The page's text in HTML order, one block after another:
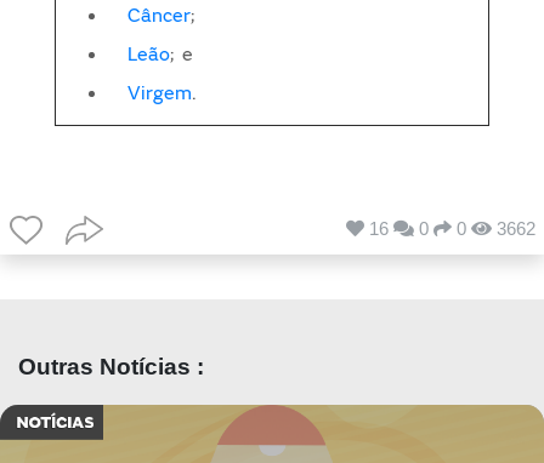
Câncer;
Leão; e
Virgem.
16 0 0 3662
Outras Notícias :